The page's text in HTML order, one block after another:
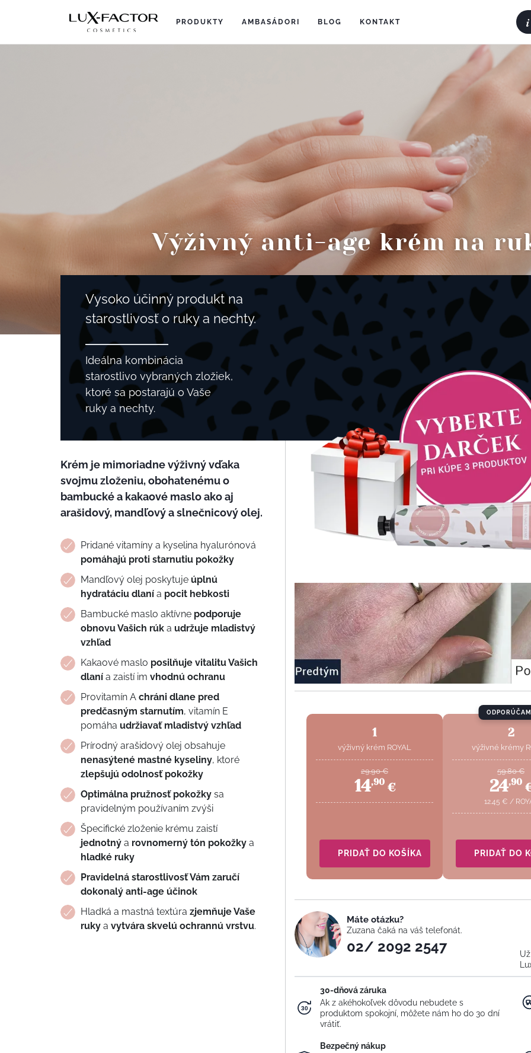
PRODUKTY (current)
AMBASÁDORI (current)
BLOG (current)
KONTAKT i
Výživný anti-age krém na
Vysoko účinný produkt na
starostlivosť o ruky a nechty.
Ideálna kombinácia
starostlivo vybraných zložiek,
ktoré sa postarajú o Vaše
ruky a nechty.
Krém je mimoriadne výživný vďaka
svojmu zloženiu, obohatenému o
bambucké a kakaové maslo ako aj
arašidový, mandľový a slnečnicový olej.
Pridané vitamíny a kyselina hyalurónová
pomáhajú proti starnutiu pokožky
Mandľový olej poskytuje úplnú
hydratáciu dlaní a pocit hebkosti
Bambucké maslo aktívne podporuje
obnovu Vašich rúk a udržuje mladistvý
vzhľad
Kakaové maslo posilňuje vitalitu Vašich
dlaní a zaistí im vhodnú ochranu
Provitamín A chráni dlane pred
predčasným starnutím, vitamín E
pomáha udržiavať mladistvý vzhľad
Prírodný arašidový olej obsahuje
nenasýtené mastné kyseliny, ktoré
zlepšujú odolnosť pokožky
Optimálna pružnosť pokožky sa
pravidelným používaním zvýši
Špecifické zloženie krému zaistí
jednotný a rovnomerný tón pokožky a
hladké ruky
Pravidelná starostlivosť Vám zaručí
dokonalý anti-age účinok
Hladká a mastná textúra zjemňuje Vaše
ruky a vytvára skvelú ochrannú vrstvu.
1
výživný krém ROYAL
29.90 €
14,90 €
PRIDAŤ DO KOŠÍKA
2
výživné krémy
59.80 €
24,90
12.45 € /
PRIDAŤ DO
Máte otázku?
Zuzana čaká na váš telefonát.
02/ 2092 2547
30-dňová záruka
Ak z akéhokoľvek dôvodu nebudete s
produktom spokojní, môžete nám ho do 30 dní
vrátiť.
Bezpečný nákup